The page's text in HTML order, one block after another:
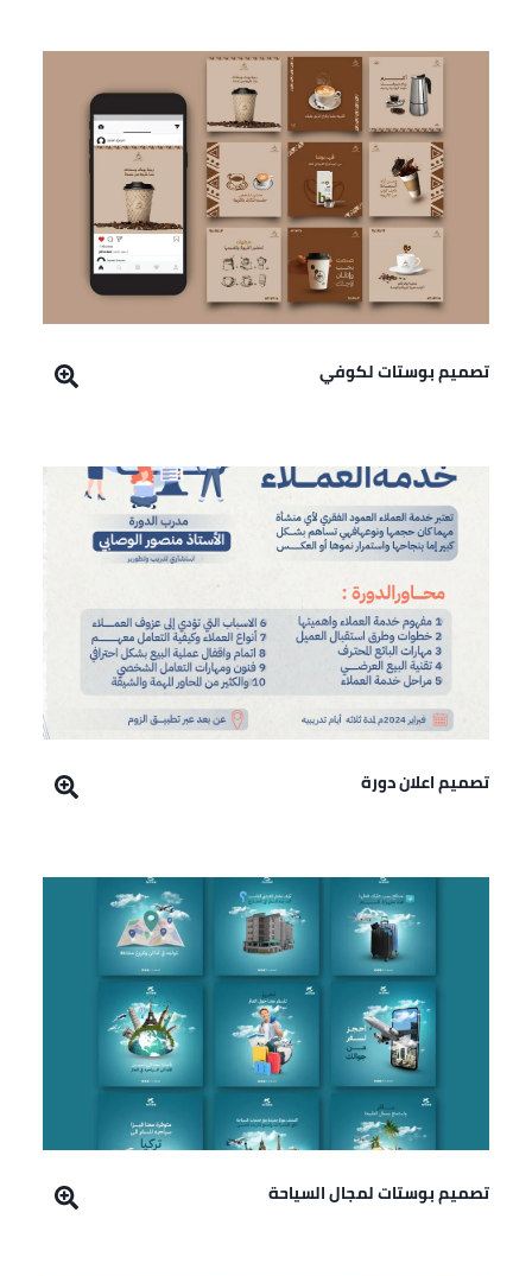
تصميم بوستات لكوفي
تصميم اعلان دورة
تصميم بوستات لمجال السياحة